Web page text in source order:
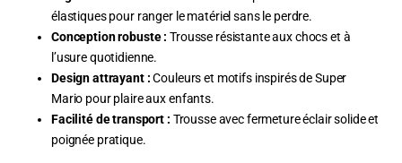
élastiques pour ranger le matériel sans le perdre.
Conception robuste : Trousse résistante aux chocs et à
l’usure quotidienne.
Design attrayant :Couleurs et motifs inspirés de Super
Mario pour plaire aux enfants.
Facilité de transport : Trousse avec fermeture éclair solide et
poignée pratique.